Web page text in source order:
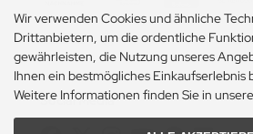
Social Media
Wir verwenden Cookies und ähnliche
Drittanbietern, um die ordentliche
gewährleisten, die Nutzung unseres
Ihnen ein bestmögliches Einkaufserlebnis
Weitere Informationen finden Sie in